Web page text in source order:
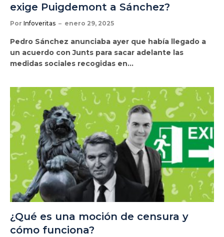
exige Puigdemont a Sánchez?
Por Infoveritas enero 29, 2025
Pedro Sánchez anunciaba ayer que había llegado a
un acuerdo con Junts para sacar adelante las
medidas sociales recogidas en…
¿Qué es una moción de censura y
cómo funciona?